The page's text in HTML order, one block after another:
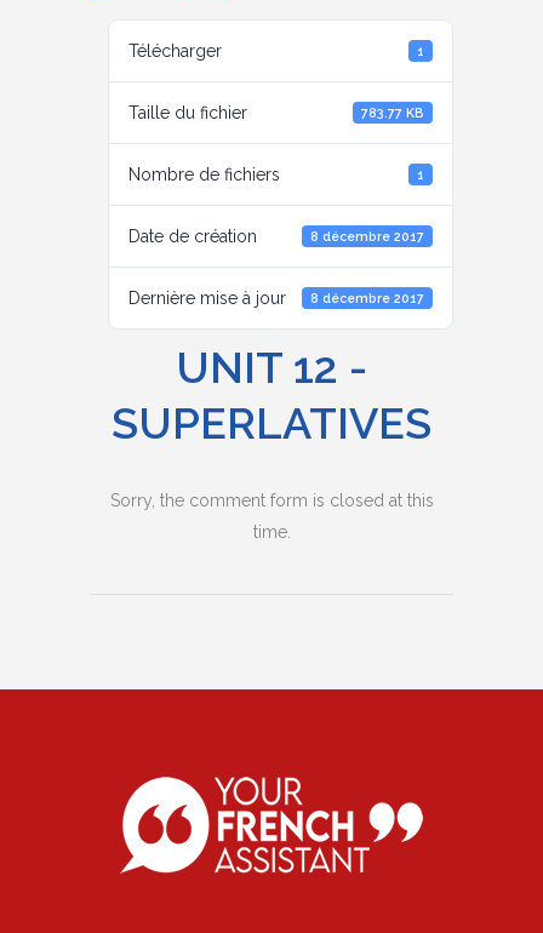
Télécharger 1
Taille du fichier 783.77 KB
Nombre de fichiers 1
Date de création 8 décembre 2017
Dernière mise à jour 8 décembre 2017
UNIT 12 -
SUPERLATIVES
Sorry, the comment form is closed at this
time.